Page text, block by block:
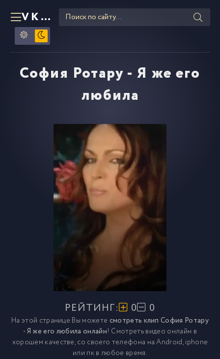
VKLIPE RU
София Ротару - Я же его
любила
РЕЙТИНГ: 0 0
На этой странице Вы можете смотреть клип София Ротару
- Я же его любила онлайн! Смотреть видео онлайн в
хорошем качестве, со своего телефона на Android, iphone
или пк в любое время.